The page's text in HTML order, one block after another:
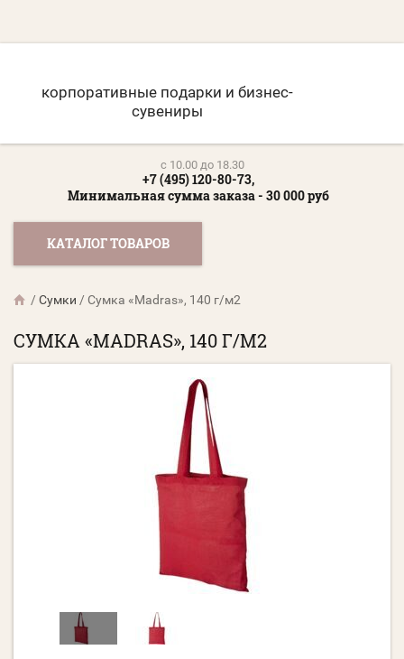
корпоративные подарки и бизнес-
сувениры
c 10.00 до 18.30
+7 (495) 120-80-73,
Минимальная сумма заказа - 30 000 руб
КАТАЛОГ ТОВАРОВ
/Сумки /Сумка «Madras», 140 г/м2
СУМКА «MADRAS», 140 Г/М2